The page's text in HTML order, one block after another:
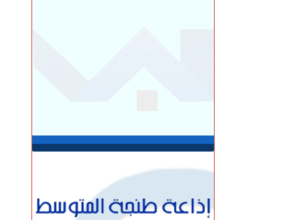
تكنولوجيا مغربية متقدمة في خدمة الأمن
فرنســـا.. موجة الحر المستمرة ترفع خطر
اندلاع حرائق الغابات إلى أعلى مستوى
الخميس 06 غشت | 18:06
الربـــاط.. تفاصيل ترؤس إنفانتينو اجتماعا
الخميس 06 غشت | 14:10
مهنيو الطاكسيات غاضبون بعد إدانة خمسة
سائقين نقلوا أشخاصا لمعبر باب سبتة
بيان توضيحي.. مندوبية السجون تدحض
مزاعم بشأن غياب طبيب السجن